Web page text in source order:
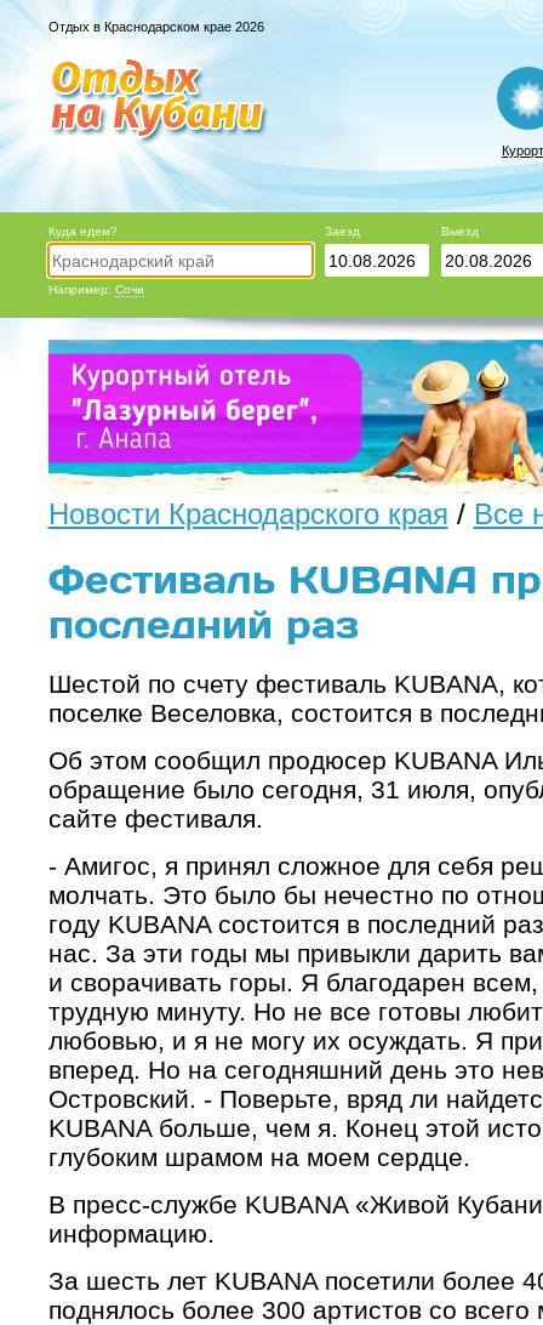
Отдых в Краснодарском крае 2026
Куда едем?
Например: Сочи
Заезд Выезд
Новости Краснодарского края / Все
Фестиваль KUBANA
последний раз
Шестой по счету фестиваль KUBANA,
поселке Веселовка, состоится в
Об этом сообщил продюсер KUBANA
обращение было сегодня, 31 июля,
сайте фестиваля.
- Амигос, я принял сложное для себя
молчать. Это было бы нечестно по
году KUBANA состоится в последний
нас. За эти годы мы привыкли дарить
и сворачивать горы. Я благодарен
трудную минуту. Но не все готовы
любовью, и я не могу их осуждать. Я
вперед. Но на сегодняшний день это
Островский. - Поверьте, вряд ли
KUBANA больше, чем я. Конец этой
глубоким шрамом на моем сердце.
В пресс-службе KUBANA «Живой
информацию.
За шесть лет KUBANA посетили более
поднялось более 300 артистов со всего